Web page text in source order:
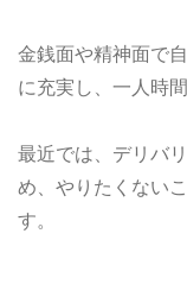
金銭面や精神面で
に充実し、一人時
最近では、デリバ
め、やりたくない
す。